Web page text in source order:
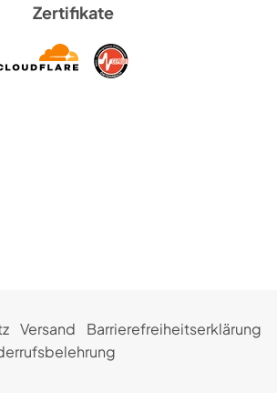
Zertifikate
Versand
Barrierefreiheitserklärung